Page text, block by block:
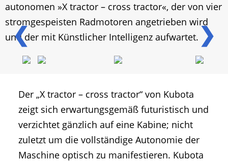
❮ ❯
autonomen »X tractor – cross tractor«, der von vier
stromgespeisten Radmotoren angetrieben wird
und der mit Künstlicher Intelligenz aufwartet.
Der „X tractor – cross tractor“ von Kubota
zeigt sich erwartungsgemäß futuristisch und
verzichtet gänzlich auf eine Kabine; nicht
zuletzt um die vollständige Autonomie der
Maschine optisch zu manifestieren. Kubota